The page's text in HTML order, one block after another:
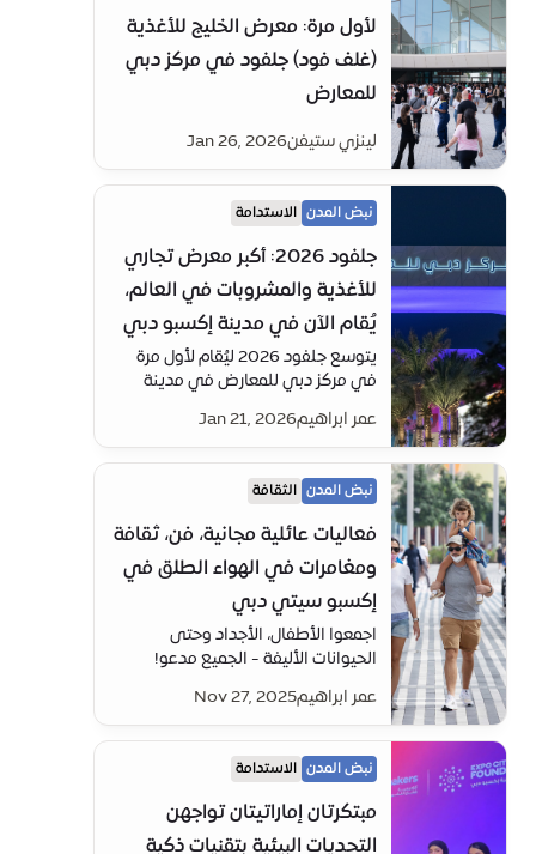
لأول مرة: معرض الخليج للأغذية
(غلف فود) جلفود في مركز دبي
للمعارض
لينزي ستيفنJan 26, 2026
نبض المدن الاستدامة
جلفود 2026: أكبر معرض تجاري
للأغذية والمشروبات في العالم،
يُقام الآن في مدينة إكسبو دبي
يتوسع جلفود 2026 ليُقام لأول مرة
في مركز دبي للمعارض في مدينة
التوسع ليس “لوجستياً” فقط بل رسالة
بأن دبي تعزز موقعها كمنصة عالمية
لتجارة الغذاء والسلع الأساسية ومجال
سلاسل الإمداد العالمية
عمر ابراهيمJan 21, 2026
نبض المدن الثقافة
فعاليات عائلية مجانية، فن، ثقافة
ومغامرات في الهواء الطلق في
إكسبو سيتي دبي
اجمعوا الأطفال، الأجداد وحتى
الحيوانات الأليفة - الجميع مدعو!
مثالية للصور ومليئة بالأماكن التي
يمكن اكتشافها واللعب فيها مع
الأطفال والكبار.
عمر ابراهيمNov 27, 2025
نبض المدن الاستدامة
مبتكرتان إماراتيتان تواجهن
التحديات البيئية بتقنيات ذكية